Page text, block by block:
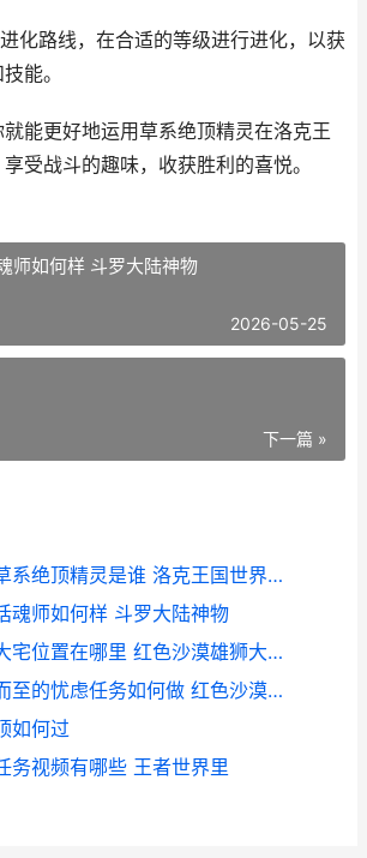
化路线，在合适的等级进行进化，以获
能。
能更好地运用草系绝顶精灵在洛克王
受战斗的趣味，收获胜利的喜悦。
师如何样 斗罗大陆神物
2026-05-25
下一篇 »
洛克王国世界草系绝顶精灵是谁 洛克王国世界草头鸭技能搭配
魂师如何样 斗罗大陆神物
红色沙漠雄狮大宅位置在哪里 红色沙漠雄狮大宅金条会刷新吗
红色沙漠接踵而至的忧虑任务如何做 红色沙漠在哪个国家
如何过
务视频有哪些 王者世界里